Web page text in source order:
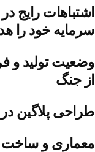
اشتباهات رایج
سرمایه خود را
وضعیت تولید و
از جنگ
طراحی پلاگین